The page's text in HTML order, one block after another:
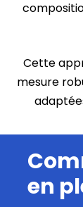
Cette
mesure
en